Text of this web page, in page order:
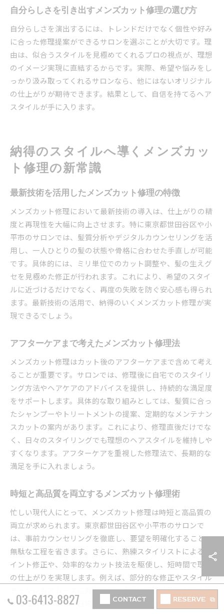
自分らしさを引き出すメンズカット修理の選び方
自分らしさを演出するには、トレンドだけでなく個性や好み
に合った修理提案ができるサロンを選ぶことが大切です。理
由は、似合うスタイルを見極めてくれるプロの視点が、理想
のイメージ実現に直結するからです。実際、希望や悩みをし
っかり汲み取ってくれるサロンなら、他にはないオリジナル
の仕上がりが期待できます。結果として、自信を持てるヘア
スタイルが手に入ります。
納得のスタイルへ導くメンズカッ
ト修理の新常識
最新技術を活用したメンズカット修理の特徴
メンズカット修理において最新技術の導入は、仕上がりの精
度と再現性を大幅に向上させます。特に東京都世田谷区や小
平市のサロンでは、髪質分析やデジタルカウンセリングを活
用し、一人ひとりの髪の状態や骨格に合わせた手直しが可能
です。具体的には、ミリ単位でのカット調整や、髪の生えグ
セを見極めた修正が行われます。これにより、希望のスタイ
ルに近づけるだけでなく、再度の失敗を防ぐ安心感も得られ
ます。最新技術の活用で、納得のいくメンズカット修理が実
現できるでしょう。
アフターケアまで考えたメンズカット修理法
メンズカット修理はカット後のアフターケアまで含めて考え
ることが重要です。サロンでは、修理後に自宅でのスタイリ
ング方法やヘアケアのアドバイスを提供し、持続的な満足度
をサポートします。具体的な取り組みとしては、髪質に合っ
たシャンプーやトリートメントの提案、定期的なメンテナン
スカットの案内があります。これにより、修理直後だけでな
く、日々のスタイリングでも理想のヘアスタイルを維持しや
すくなります。アフターケアを重視した修理法で、長期的な
満足を手に入れましょう。
時短と高品質を両立するメンズカット修理術
忙しい現代人にとって、メンズカット修理は時短と高品質の
両立が求められます。東京都世田谷区や小平市のサロンで
は、事前カウンセリングを徹底し、要望を明確化することで
無駄な工程を省きます。さらに、熟練スタイリストによるポ
イント修正や、効率的なカット技法を駆使し、短時間で理想
の仕上がりを実現します。例えば、部分的な修正やスタイル
チェンジもスムーズに対応可能です。時短と高品質を両立し
た修理術で、忙しい日常でも安心してカットを任せられま
03-6413-8827 CONTACT RESERVE